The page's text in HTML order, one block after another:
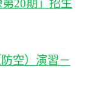
20期」招生
防空）演習－